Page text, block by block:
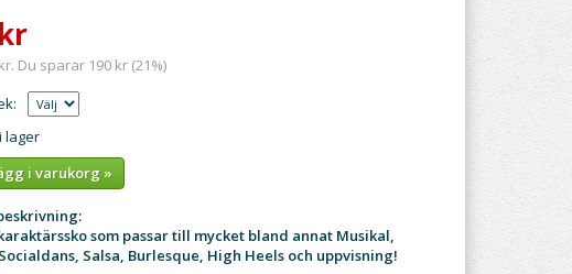
Du sparar 190 kr (21%)
lager
i varukorg »
som passar till mycket bland annat Musikal,
Salsa, Burlesque, High Heels och uppvisning!